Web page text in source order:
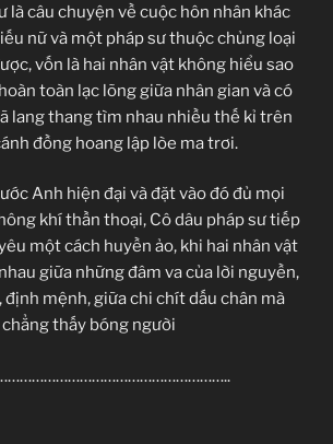
là câu chuyện về cuộc hôn nhân khác
nữ và một pháp sư thuộc chủng loại
vốn là hai nhân vật không hiểu sao
toàn lạc lõng giữa nhân gian và có
lang thang tìm nhau nhiều thế kỉ trên
đồng hoang lập lòe ma trơi.
Anh hiện đại và đặt vào đó đủ mọi
khí thần thoại, Cô dâu pháp sư tiếp
một cách huyền ảo, khi hai nhân vật
giữa những đâm va của lời nguyền,
mệnh, giữa chi chít dấu chân mà
chẳng thấy bóng người